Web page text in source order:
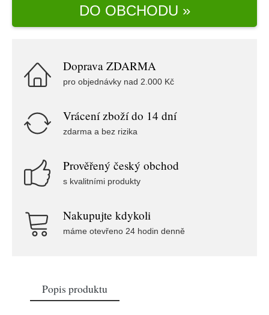
DO OBCHODU »
Doprava ZDARMA
pro objednávky nad 2.000 Kč
Vrácení zboží do 14 dní
zdarma a bez rizika
Prověřený český obchod
s kvalitními produkty
Nakupujte kdykoli
máme otevřeno 24 hodin denně
Popis produktu